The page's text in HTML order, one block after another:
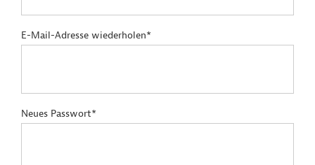
E-Mail-Adresse wiederholen*
Neues Passwort*